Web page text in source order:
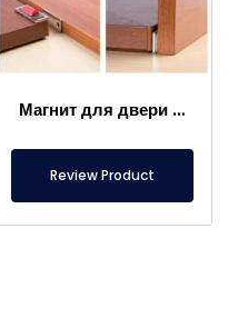
Магнит для двери каравана
Review Product